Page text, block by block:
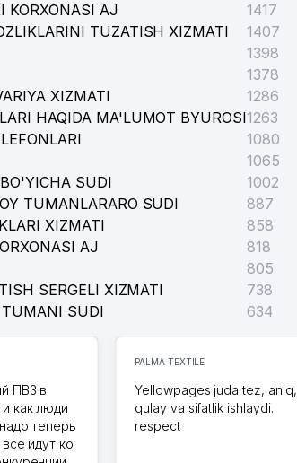
KORXONASI AJ
1417
TUZATISH XIZMATI
1407
1398
1378
XIZMATI
1286
HAQIDA MA'LUMOT BYUROSI1263
1080
1065
SUDI
1002
TUMANLARARO SUDI
887
XIZMATI
858
AJ
818
805
SERGELI XIZMATI
738
TUMANI SUDI 634
ПВЗ в
как люди
теперь
идут ко
PALMA TEXTILE
Yellowpages juda tez, aniq,
qulay va sifatlik ishlaydi.
respect